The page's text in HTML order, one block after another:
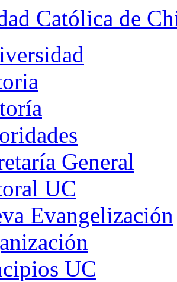
Católica de
General
UC
Evangelización
UC